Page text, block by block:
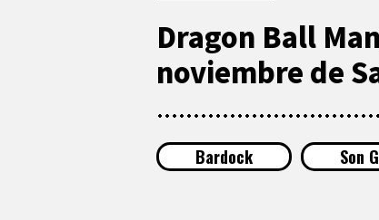
Dragon Ball
noviembre de
Bardock Son